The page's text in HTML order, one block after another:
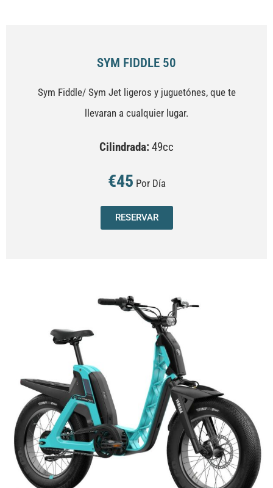
SYM FIDDLE 50
Sym Fiddle/ Sym Jet ligeros y juguetónes, que te
llevaran a cualquier lugar.
Cilindrada:49cc
€45 Por Día
RESERVAR